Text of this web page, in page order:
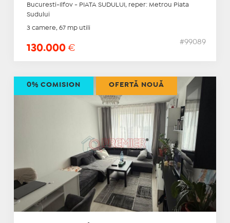
Bucuresti-Ilfov - PIATA SUDULUI, reper: Metrou Piata
Sudului
3 camere, 67 mp utili
130.000 €
#99089
0% COMISION OFERTĂ NOUĂ